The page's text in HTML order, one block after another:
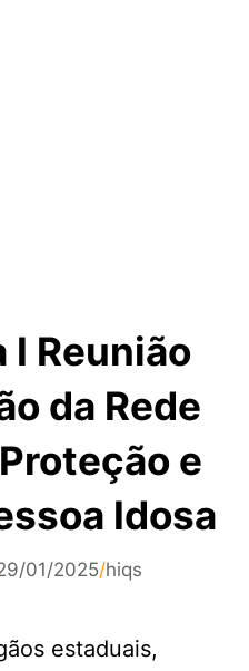
I Reunião
da Rede
e
Idosa
01/2025/hiqs
estaduais,